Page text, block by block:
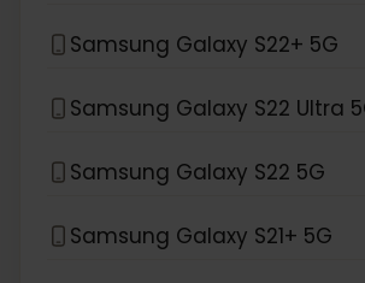
Samsung Galaxy S22+ 5G
Samsung Galaxy S22 Ultra
Samsung Galaxy S22 5G
Samsung Galaxy S21+ 5G